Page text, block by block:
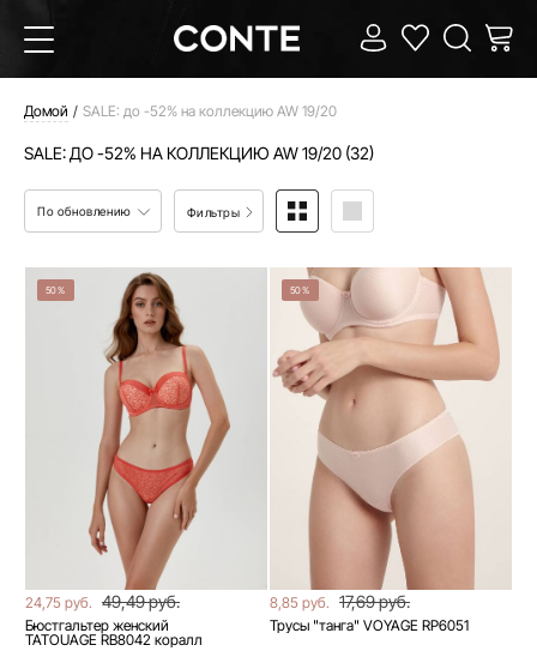
Домой SALE: до -52% на коллекцию AW 19/20
SALE: ДО -52% НА КОЛЛЕКЦИЮ AW 19/20 (32)
По обновлению Фильтры
50%
24,75 руб. 49,49 руб.
Бюстгальтер женский
TATOUAGE RB8042 коралл
50%
8,85 руб. 17,69 руб.
Трусы "танга" VOYAGE RP6051